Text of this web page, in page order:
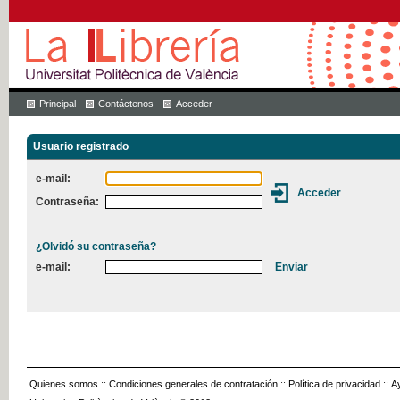
Principal Contáctenos Acceder
Usuario registrado
e-mail:
Contraseña:
¿Olvidó su contraseña?
e-mail:
Quienes somos :: Condiciones generales de contratación :: Política de privacidad ::